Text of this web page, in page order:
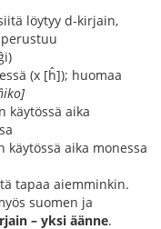
löytyy d-kirjain,
(х [ĥ]); huomaa
käytössä aika
käytössä aika monessa
tapaa aiemminkin.
suomen ja
– yksi äänne.